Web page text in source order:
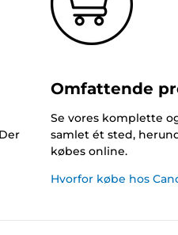
Omfattende
Se vores komplette
samlet ét sted,
købes online.
Hvorfor købe hos